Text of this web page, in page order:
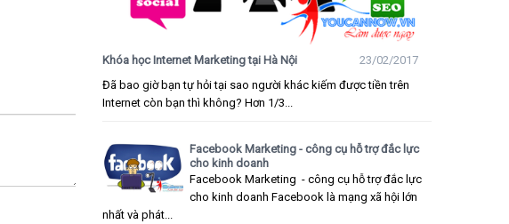
Khóa học Internet Marketing tại Hà Nội
23/02/2017
Đã bao giờ bạn tự hỏi tại sao người khác kiếm được tiền trên
Internet còn bạn thì không? Hơn 1/3...
Facebook Marketing - công cụ hỗ trợ đắc lực
cho kinh doanh
Facebook Marketing - công cụ hỗ trợ đắc lực
cho kinh doanh Facebook là mạng xã hội lớn
nhất và phát...